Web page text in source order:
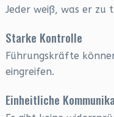
Jeder weiß, was er zu
Starke Kontrolle
Führungskräfte
eingreifen.
Einheitliche